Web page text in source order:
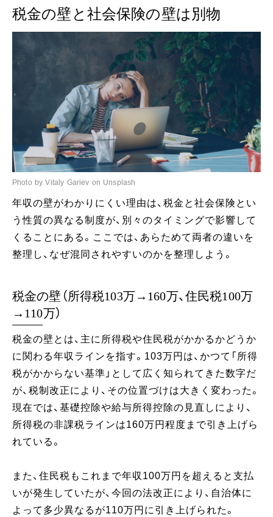
税金の壁と社会保険の壁は別物
Photo by Vitaly Gariev on Unsplash
年収の壁がわかりにくい理由は、税金と社会保険とい
う性質の異なる制度が、別々のタイミングで影響して
くることにある。ここでは、あらためて両者の違いを
整理し、なぜ混同されやすいのかを整理しよう。
税金の壁（所得税103万→160万、住民税100万
→110万）
税金の壁とは、主に所得税や住民税がかかるかどうか
に関わる年収ラインを指す。103万円は、かつて「所得
税がかからない基準」として広く知られてきた数字だ
が、税制改正により、その位置づけは大きく変わった。
現在では、基礎控除や給与所得控除の見直しにより、
所得税の非課税ラインは160万円程度まで引き上げら
れている。
また、住民税もこれまで年収100万円を超えると支払
いが発生していたが、今回の法改正により、自治体に
よって多少異なるが110万円に引き上げられた。